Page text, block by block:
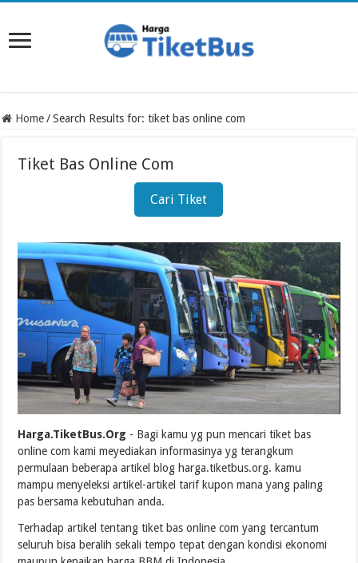
Home / Search Results for: tiket bas online com
Tiket Bas Online Com
Cari Tiket
Harga.TiketBus.Org - Bagi kamu yg pun mencari tiket bas
online com kami meyediakan informasinya yg terangkum
permulaan beberapa artikel blog harga.tiketbus.org. kamu
mampu menyeleksi artikel-artikel tarif kupon mana yang paling
pas bersama kebutuhan anda.
Terhadap artikel tentang tiket bas online com yang tercantum
seluruh bisa beralih sekali tempo tepat dengan kondisi ekonomi